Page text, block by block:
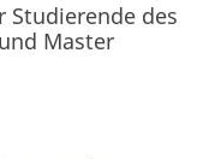
des
Master